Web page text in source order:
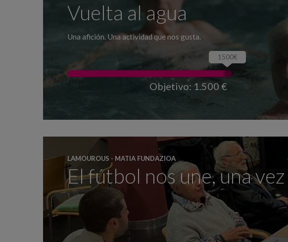
Vuelta al agua
Una afición. Una actividad que nos gusta.
1500€
Objetivo: 1.500 €
LAMOUROUS - MATIA FUNDAZIOA
El fútbol nos une, una vez